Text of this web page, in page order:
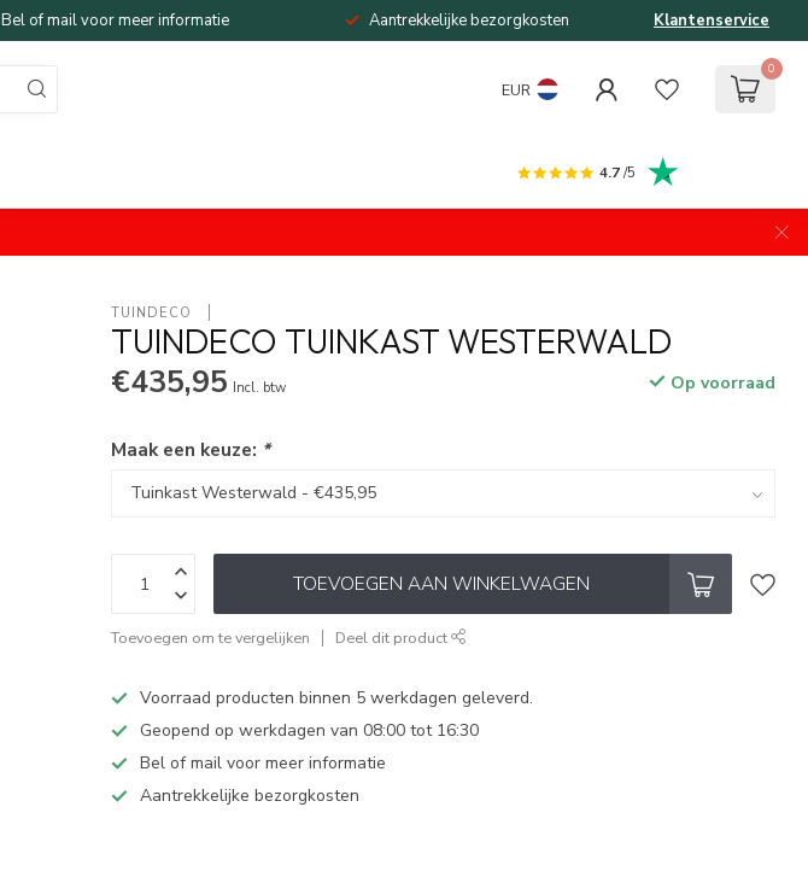
Bel of mail voor meer informatie Aantrekkelijke bezorgkosten Klantenservice
EUR
0
4.7/5
TUINDECO
TUINDECO TUINKAST WESTERWALD
€435,95 Incl. btw Op voorraad
Maak een keuze: *
TOEVOEGEN AAN WINKELWAGEN
Toevoegen om te vergelijken Deel dit product
Voorraad producten binnen 5 werkdagen geleverd.
Geopend op werkdagen van 08:00 tot 16:30
Bel of mail voor meer informatie
Aantrekkelijke bezorgkosten